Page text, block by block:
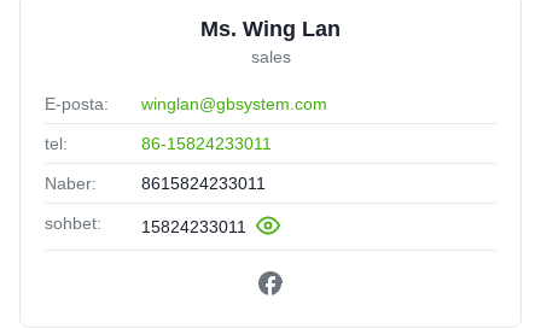
Ms. Wing Lan
sales
E-posta: winglan@gbsystem.com
tel: 86-15824233011
Naber: 8615824233011
sohbet: 15824233011